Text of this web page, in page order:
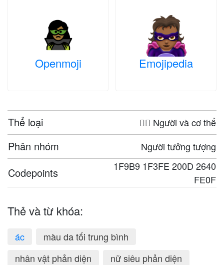
Openmoji Emojipedia
Thể loại 🤦‍♀️ Người và cơ thể
Phân nhóm Người tưởng tượng
Codepoints
1F9B9 1F3FE 200D 2640
FE0F
Thẻ và từ khóa:
ác
màu da tối trung bình
nhân vật phản diện
nữ siêu phản diện